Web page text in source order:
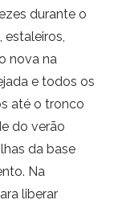
durante o
nova na
e todos os
até o tronco
do verão
da base
Na
liberar